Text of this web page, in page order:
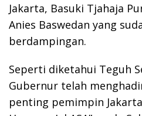
Jakarta, Basuki Tjahaja
Anies Baswedan yang
berdampingan.
Seperti diketahui Teguh
Gubernur telah
penting pemimpin